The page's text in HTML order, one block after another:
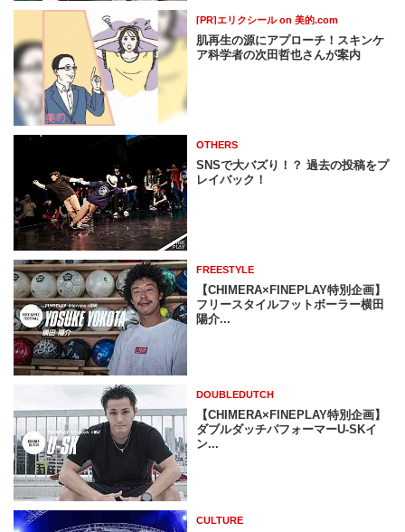
[PR]エリクシール on 美的.com
肌再生の源にアプローチ！スキンケ
ア科学者の次田哲也さんが案内
OTHERS
SNSで大バズり！？ 過去の投稿をプ
レイバック！
FREESTYLE
【CHIMERA×FINEPLAY特別企画】
フリースタイルフットボーラー横田
陽介...
DOUBLEDUTCH
【CHIMERA×FINEPLAY特別企画】
ダブルダッチパフォーマーU-SKイ
ン...
CULTURE